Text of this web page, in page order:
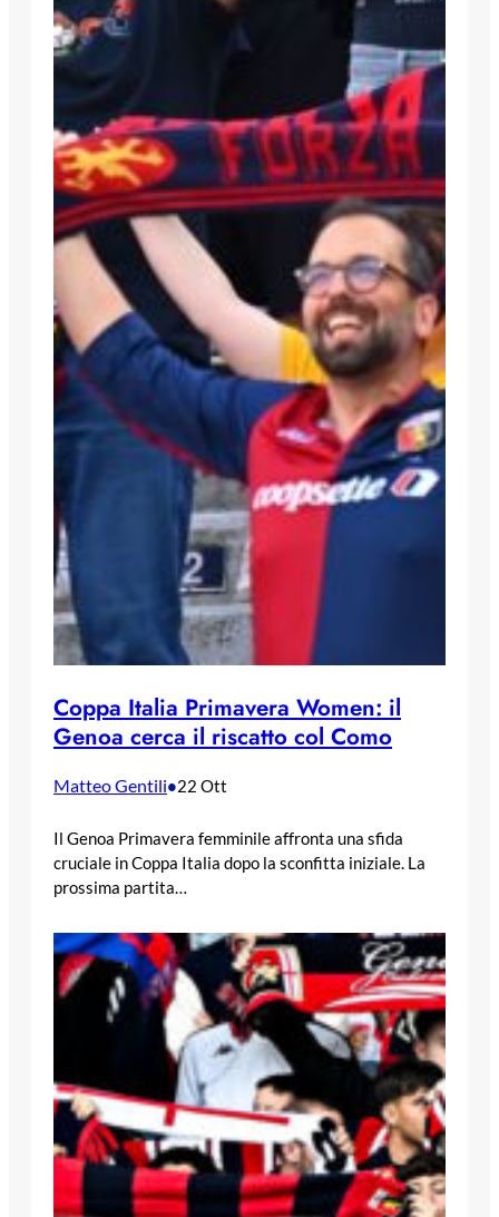
Coppa Italia Primavera Women: il
Genoa cerca il riscatto col Como
Matteo Gentili•22 Ott
Il Genoa Primavera femminile affronta una sfida
cruciale in Coppa Italia dopo la sconfitta iniziale. La
prossima partita…